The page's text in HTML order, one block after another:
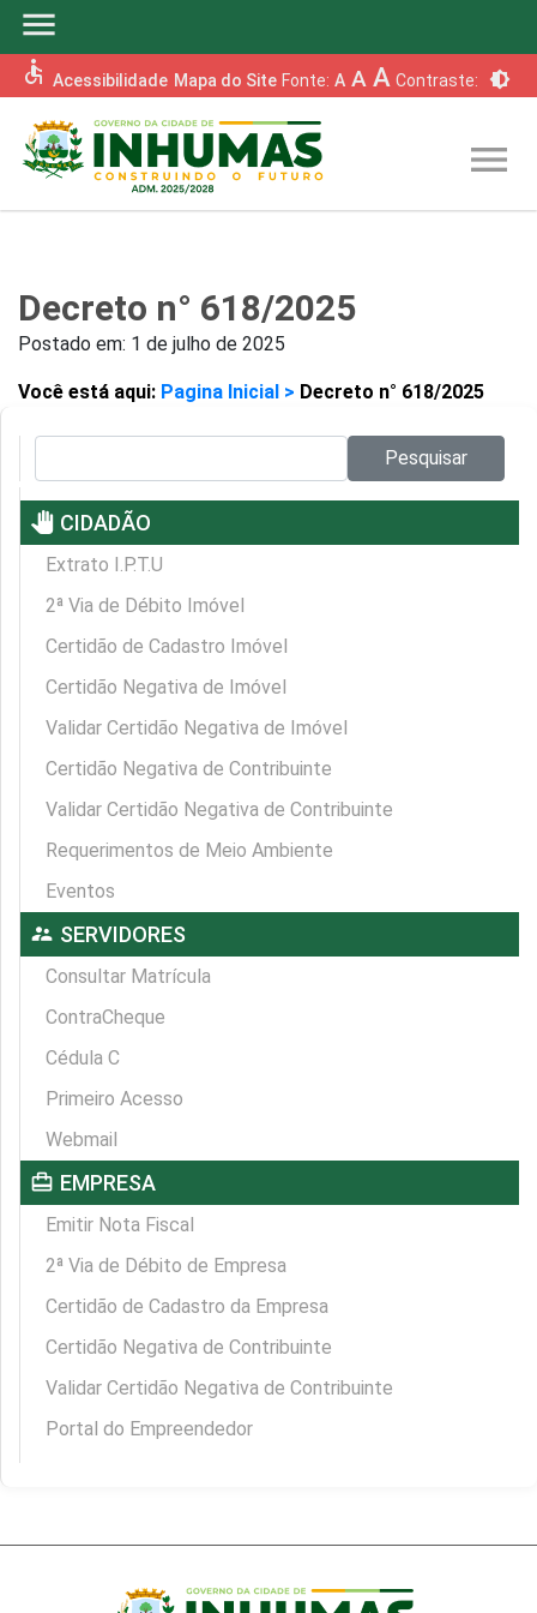
menu
accessible Acessibilidade Mapa do Site Fonte: A A A Contraste: brightness_6
menu
Decreto n° 618/2025
Postado em: 1 de julho de 2025
Você está aqui: Pagina Inicial > Decreto n° 618/2025
Pesquisar
pan_tool CIDADÃO
Extrato I.P.T.U
2ª Via de Débito Imóvel
Certidão de Cadastro Imóvel
Certidão Negativa de Imóvel
Validar Certidão Negativa de Imóvel
Certidão Negativa de Contribuinte
Validar Certidão Negativa de Contribuinte
Requerimentos de Meio Ambiente
Eventos
supervisor_account SERVIDORES
Consultar Matrícula
ContraCheque
Cédula C
Primeiro Acesso
Webmail
card_travel EMPRESA
Emitir Nota Fiscal
2ª Via de Débito de Empresa
Certidão de Cadastro da Empresa
Certidão Negativa de Contribuinte
Validar Certidão Negativa de Contribuinte
Portal do Empreendedor